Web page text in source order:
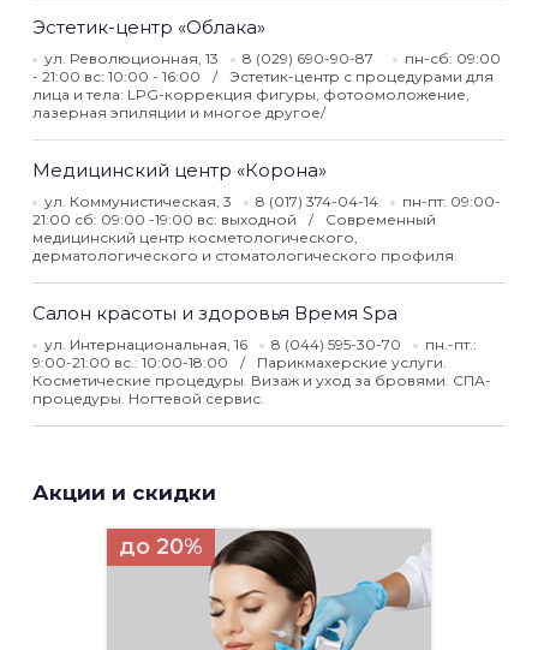
Эстетик-центр «Облака»
ул. Революционная, 13 8 (029) 690-90-87
пн-сб: 09:00
- 21:00 вс: 10:00 - 16:00
Эстетик-центр с процедурами для
лица и тела: LPG-коррекция фигуры, фотоомоложение,
лазерная эпиляции и многое другое/
Медицинский центр «Корона»
ул. Коммунистическая, 3 8 (017) 374-04-14
пн-пт: 09:00-
21:00 сб: 09:00 -19:00 вс: выходной
Современный
медицинский центр косметологического,
дерматологического и стоматологического профиля.
Салон красоты и здоровья Время Spa
ул. Интернациональная, 16 8 (044) 595-30-70
пн.-пт.:
9:00-21:00 вс.: 10:00-18:00
Парикмахерские услуги.
Косметические процедуры. Визаж и уход за бровями. СПА-
процедуры. Ногтевой сервис.
Акции и скидки
до 20%